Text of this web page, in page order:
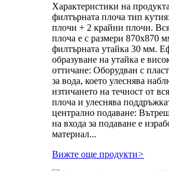
Характеристики на
филтърната плоча тип
плочи + 2 крайни плочи.
плоча е с размери 870x870
филтърната утайка 30 мм.
образуване на утайка е
оттичане: Оборудван с
за вода, което улеснява
изтичането на течност от
плоча и улеснява
централно подаване:
на входа за подаване е
материал...
Вижте още продукти>